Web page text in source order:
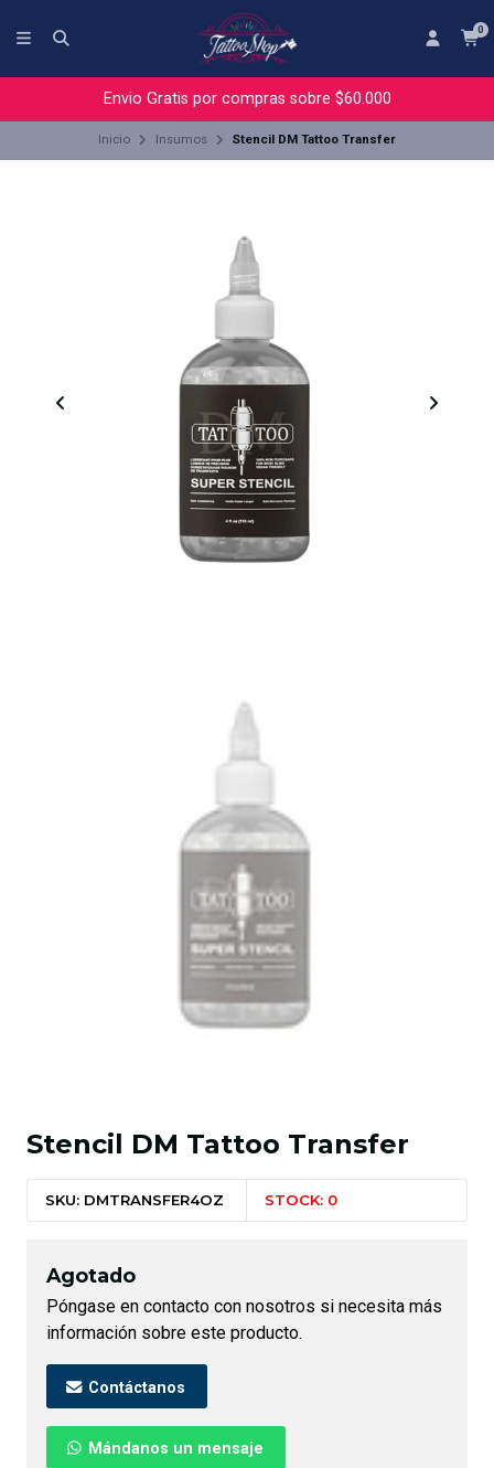
0
Envio Gratis por compras sobre $60.000
Inicio Insumos Stencil DM Tattoo Transfer
Stencil DM Tattoo Transfer
SKU: DMTRANSFER4OZ STOCK: 0
Agotado
Póngase en contacto con nosotros si necesita más
información sobre este producto.
Contáctanos
Mándanos un mensaje